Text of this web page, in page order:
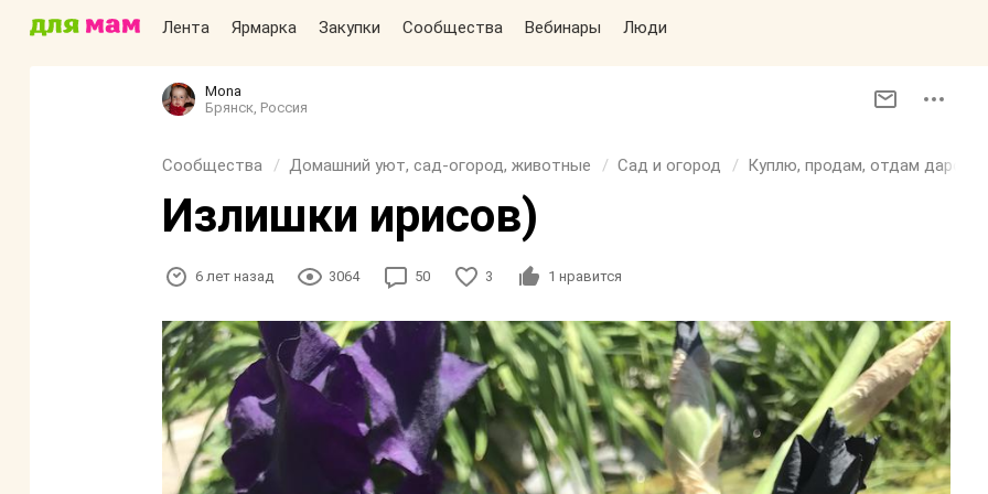
Лента Ярмарка Закупки Сообщества Вебинары Люди
Mona
Брянск, Россия
Сообщества Домашний уют, сад-огород, животные Сад и огород Куплю, продам, отдам даром,
Излишки ирисов)
6 лет назад 3064 50 3 1 нравится